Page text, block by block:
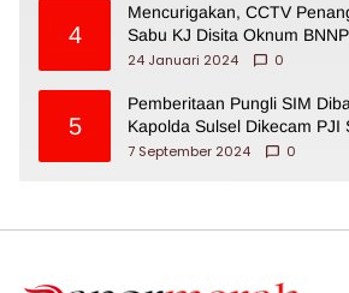
4
Mencurigakan, CCTV
Sabu KJ Disita Oknum
24 Januari 2024
0
5
Pemberitaan Pungli SIM
Kapolda Sulsel Dikecam PJI
7 September 2024
0